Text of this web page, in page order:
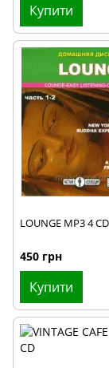
Купити
LOUNGE MP3 4 CD
450 грн
Купити